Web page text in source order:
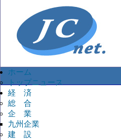
ホーム
トップニュース
経 済
総 合
企 業
九州企業
建 設